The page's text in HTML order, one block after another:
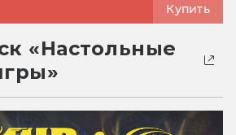
Купить
«Настольные